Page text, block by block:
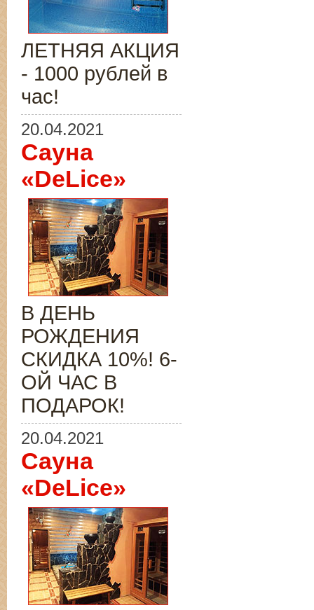
ЛЕТНЯЯ АКЦИЯ
- 1000 рублей в
час!
20.04.2021
Сауна
«DeLice»
В ДЕНЬ
РОЖДЕНИЯ
СКИДКА 10%! 6-
ОЙ ЧАС В
ПОДАРОК!
20.04.2021
Сауна
«DeLice»